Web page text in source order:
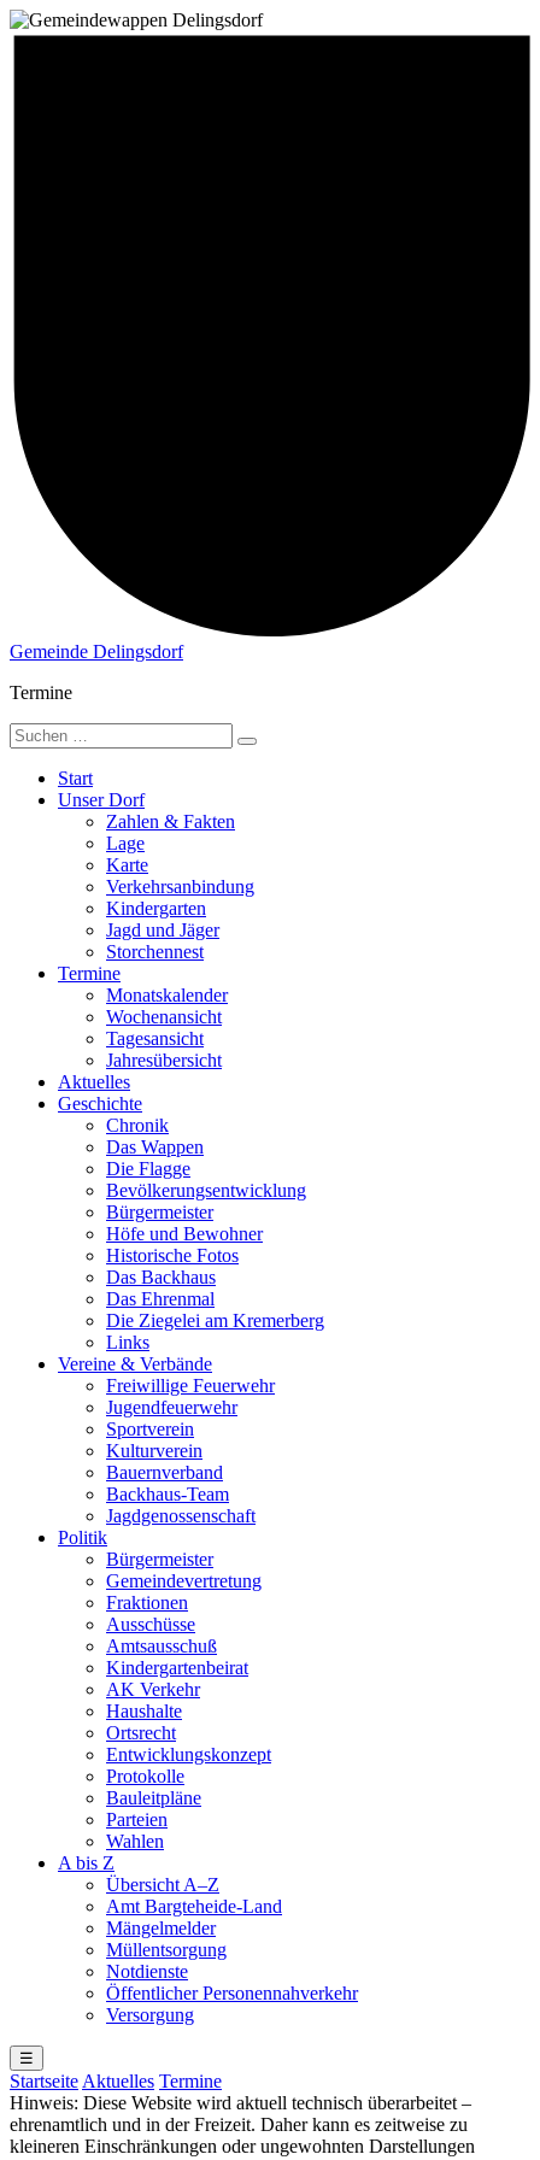
Gemeinde Delingsdorf
Termine
Start
Unser Dorf
Zahlen & Fakten
Lage
Karte
Verkehrsanbindung
Kindergarten
Jagd und Jäger
Storchennest
Termine
Monatskalender
Wochenansicht
Tagesansicht
Jahresübersicht
Aktuelles
Geschichte
Chronik
Das Wappen
Die Flagge
Bevölkerungsentwicklung
Bürgermeister
Höfe und Bewohner
Historische Fotos
Das Backhaus
Das Ehrenmal
Die Ziegelei am Kremerberg
Links
Vereine & Verbände
Freiwillige ­Feuerwehr
Jugendfeuerwehr
Sportverein
Kulturverein
Bauernverband
Backhaus-Team
Jagdgenossenschaft
Politik
Bürgermeister
Gemeindevertretung
Fraktionen
Ausschüsse
Amtsausschuß
Kindergartenbeirat
AK Verkehr
Haushalte
Ortsrecht
Entwicklungskonzept
Protokolle
Bauleitpläne
Parteien
Wahlen
A bis Z
Übersicht A–Z
Amt Bargteheide-Land
Mängelmelder
Müllentsorgung
Notdienste
Öffentlicher Personennahverkehr
Versorgung
☰
StartseiteAktuelles Termine
Hinweis: Diese Website wird aktuell technisch überarbeitet –
ehrenamtlich und in der Freizeit. Daher kann es zeitweise zu
kleineren Einschränkungen oder ungewohnten Darstellungen